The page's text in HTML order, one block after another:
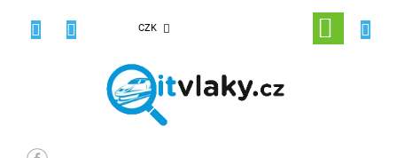
CZK
NÁKUPNÍ
KOŠÍK